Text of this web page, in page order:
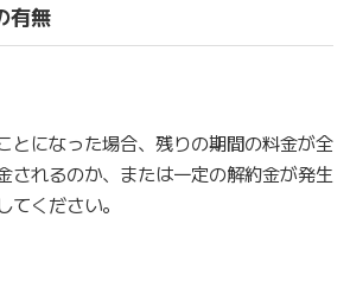
有無
とになった場合、残りの期間の料金が全
されるのか、または一定の解約金が発生
てください。